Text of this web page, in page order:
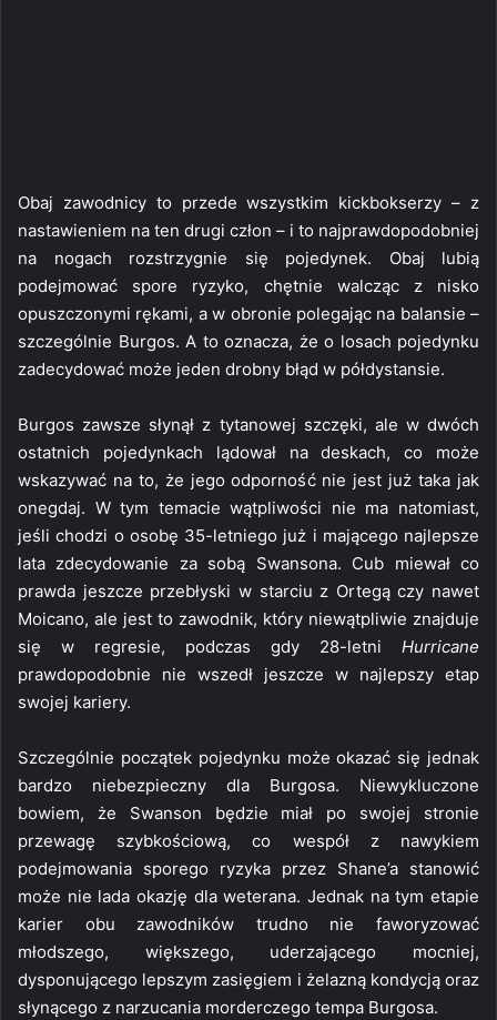
Obaj zawodnicy to przede wszystkim kickbokserzy – z
nastawieniem na ten drugi człon – i to najprawdopodobniej
na nogach rozstrzygnie się pojedynek. Obaj lubią
podejmować spore ryzyko, chętnie walcząc z nisko
opuszczonymi rękami, a w obronie polegając na balansie –
szczególnie Burgos. A to oznacza, że o losach pojedynku
zadecydować może jeden drobny błąd w półdystansie.
Burgos zawsze słynął z tytanowej szczęki, ale w dwóch
ostatnich pojedynkach lądował na deskach, co może
wskazywać na to, że jego odporność nie jest już taka jak
onegdaj. W tym temacie wątpliwości nie ma natomiast,
jeśli chodzi o osobę 35-letniego już i mającego najlepsze
lata zdecydowanie za sobą Swansona. Cub miewał co
prawda jeszcze przebłyski w starciu z Ortegą czy nawet
Moicano, ale jest to zawodnik, który niewątpliwie znajduje
się w regresie, podczas gdy 28-letni Hurricane
prawdopodobnie nie wszedł jeszcze w najlepszy etap
swojej kariery.
Szczególnie początek pojedynku może okazać się jednak
bardzo niebezpieczny dla Burgosa. Niewykluczone
bowiem, że Swanson będzie miał po swojej stronie
przewagę szybkościową, co wespół z nawykiem
podejmowania sporego ryzyka przez Shane’a stanowić
może nie lada okazję dla weterana. Jednak na tym etapie
karier obu zawodników trudno nie faworyzować
młodszego, większego, uderzającego mocniej,
dysponującego lepszym zasięgiem i żelazną kondycją oraz
słynącego z narzucania morderczego tempa Burgosa.